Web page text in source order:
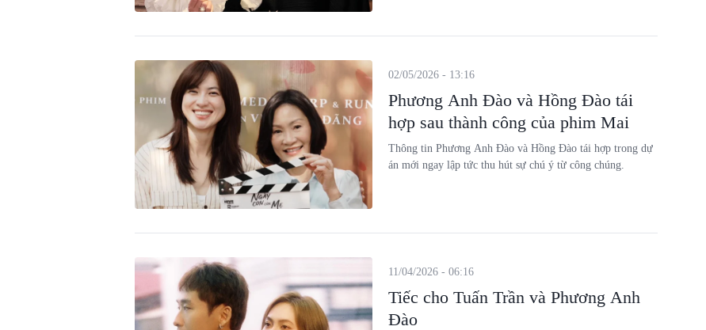
Phương Anh Đào và Hồng Đào tái
hợp sau thành công của phim Mai
02/05/2026 - 13:16
Thông tin Phương Anh Đào và Hồng Đào tái hợp trong dự
án mới ngay lập tức thu hút sự chú ý từ công chúng.
Tiếc cho Tuấn Trần và Phương Anh
Đào
11/04/2026 - 06:16